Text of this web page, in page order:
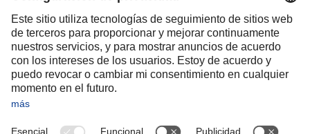
Slovakia
Spain
Sweden
Switzerland(DE FR)
Turkey
OCEANIA